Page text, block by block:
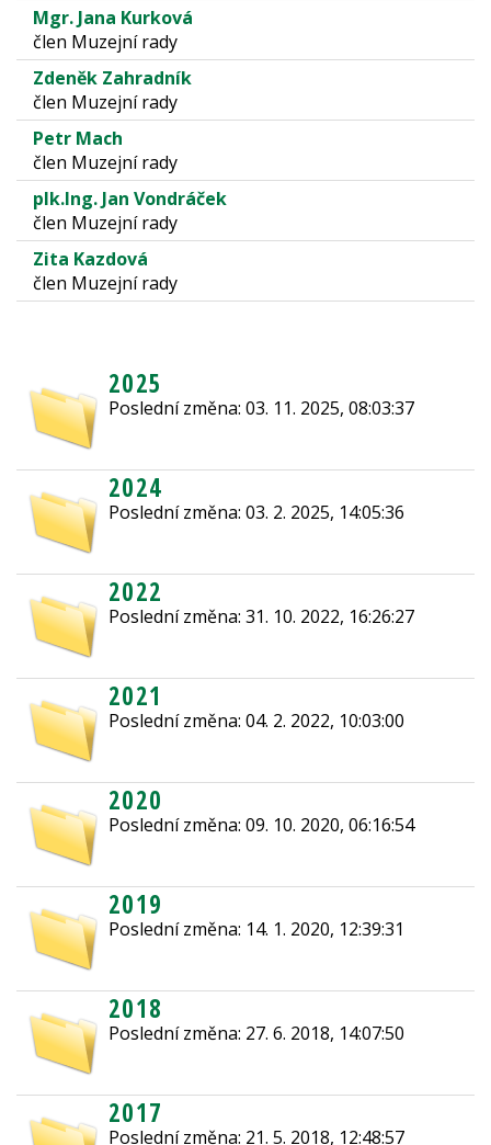
Mgr. Jana Kurková
člen Muzejní rady
Zdeněk Zahradník
člen Muzejní rady
Petr Mach
člen Muzejní rady
plk.Ing. Jan Vondráček
člen Muzejní rady
Zita Kazdová
člen Muzejní rady
2025
Poslední změna: 03. 11. 2025, 08:03:37
2024
Poslední změna: 03. 2. 2025, 14:05:36
2022
Poslední změna: 31. 10. 2022, 16:26:27
2021
Poslední změna: 04. 2. 2022, 10:03:00
2020
Poslední změna: 09. 10. 2020, 06:16:54
2019
Poslední změna: 14. 1. 2020, 12:39:31
2018
Poslední změna: 27. 6. 2018, 14:07:50
2017
Poslední změna: 21. 5. 2018, 12:48:57